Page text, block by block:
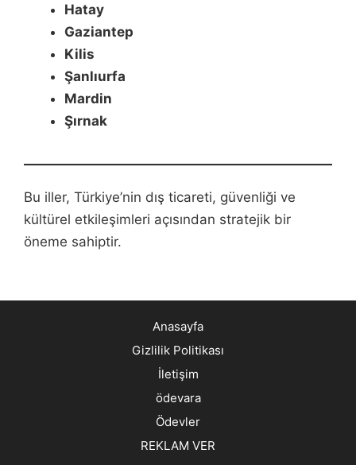
Hatay
Gaziantep
Kilis
Şanlıurfa
Mardin
Şırnak
Bu iller, Türkiye’nin dış ticareti, güvenliği ve
kültürel etkileşimleri açısından stratejik bir
öneme sahiptir.
Anasayfa
Gizlilik Politikası
İletişim
ödevara
Ödevler
REKLAM VER